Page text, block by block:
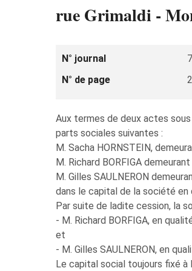
rue Grimaldi -
N° journal
N° de page
Aux termes de deux actes
parts sociales suivantes :
M. Sacha HORNSTEIN,
M. Richard BORFIGA
M. Gilles SAULNERON
dans le capital de la société en
Par suite de ladite cession, la
- M. Richard BORFIGA, en
et
- M. Gilles SAULNERON, en
Le capital social toujours fixé à